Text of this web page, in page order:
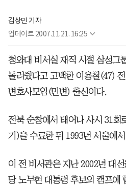
김상민 기자
업데이트 2007.11.21. 16:25
청와대 비서실 재직 시절 삼성그
돌려줬다고 고백한 이용철(47)
변호사모임(민변) 출신이다.
전북 순창에서 태어나 사시 31회
기)을 수료한 뒤 1993년 서울에
이 전 비서관은 지난 2002년 대
당 노무현 대통령 후보의 캠프에